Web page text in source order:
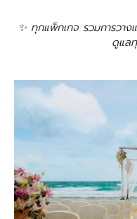
✨ ทุกแพ็กเกจ รวมการวา
ดูแล